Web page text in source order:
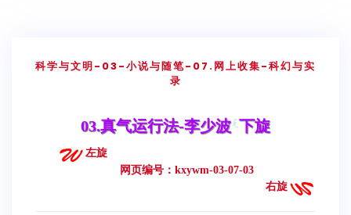
科学与文明-03-小说与随笔-07.网上收集-科幻与实
录
03.真气运行法-李少波 下旋
左旋
网页编号：kxywm-03-07-03
右旋